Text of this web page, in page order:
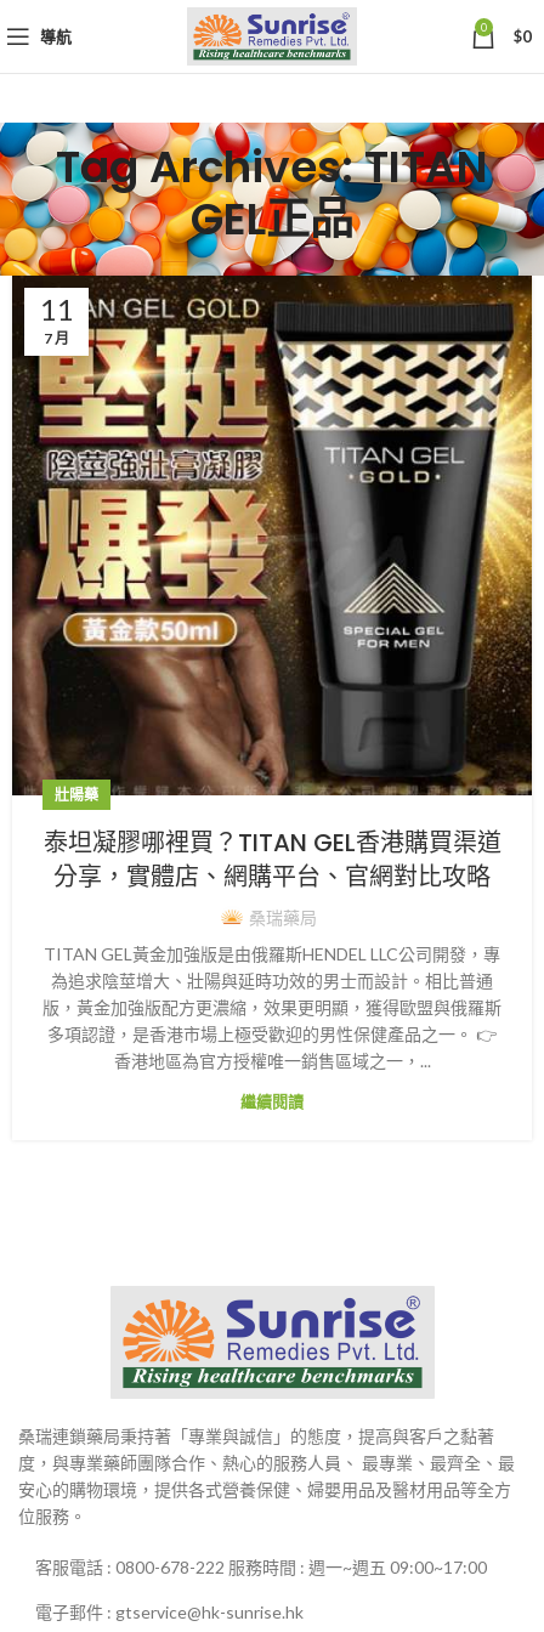
導航 0 $0
Tag Archives: TITAN
GEL正品
11
7 月
壯陽藥
泰坦凝膠哪裡買？TITAN GEL香港購買渠道
分享，實體店、網購平台、官網對比攻略
桑瑞藥局
TITAN GEL黃金加強版是由俄羅斯HENDEL LLC公司開發，專
為追求陰莖增大、壯陽與延時功效的男士而設計。相比普通
版，黃金加強版配方更濃縮，效果更明顯，獲得歐盟與俄羅斯
多項認證，是香港市場上極受歡迎的男性保健產品之一。 👉
香港地區為官方授權唯一銷售區域之一，...
繼續閱讀
桑瑞連鎖藥局秉持著「專業與誠信」的態度，提高與客戶之黏著
度，與專業藥師團隊合作、熱心的服務人員、 最專業、最齊全、最
安心的購物環境，提供各式營養保健、婦嬰用品及醫材用品等全方
位服務。
客服電話 : 0800-678-222 服務時間 : 週一~週五 09:00~17:00
電子郵件 : gtservice@hk-sunrise.hk